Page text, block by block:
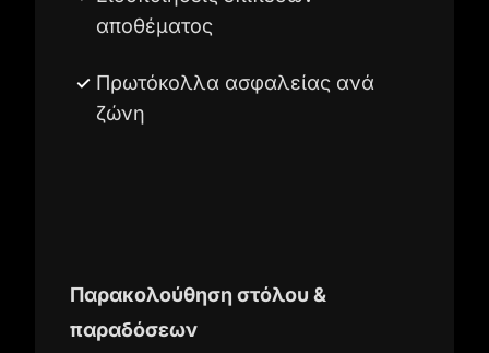
αποθέματος
Πρωτόκολλα ασφαλείας ανά
ζώνη
Παρακολούθηση στόλου &
παραδόσεων